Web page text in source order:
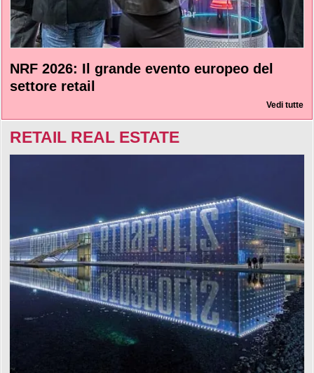
NRF 2026: Il grande evento europeo del
settore retail
Vedi tutte
RETAIL REAL ESTATE